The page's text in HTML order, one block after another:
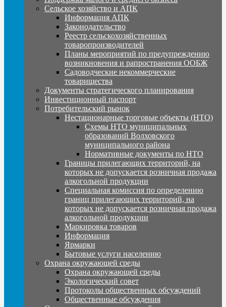
Сельское хозяйство и АПК
Информация АПК
Законодательство
Реестр сельскохозяйственных
товаропроизводителей
Планы мероприятий по предупреждению
возникновения и рапространения ООБЖ
Садоводческие некоммерческие
товарищества
Документы стратегического планирования
Инвестиционный паспорт
Потребительский рынок
Нестационарные торговые объекты (НТО)
Схемы НТО муниципальных
образований Волховского
муниципального района
Нормативные документы по НТО
Границы прилегающих территорий, на
которых не допускается розничная продажа
алкогольной продукции
Специальная комиссия по определению
границ прилегающих территорий, на
которых не допускается розничная продажа
алкогольной продукции
Маркировка товаров
Информация
Ярмарки
Бытовые услуги населению
Охрана окружающей среды
Охрана окружающей среды
Экологический совет
Протоколы общественных обсуждений
Общественные обсуждения